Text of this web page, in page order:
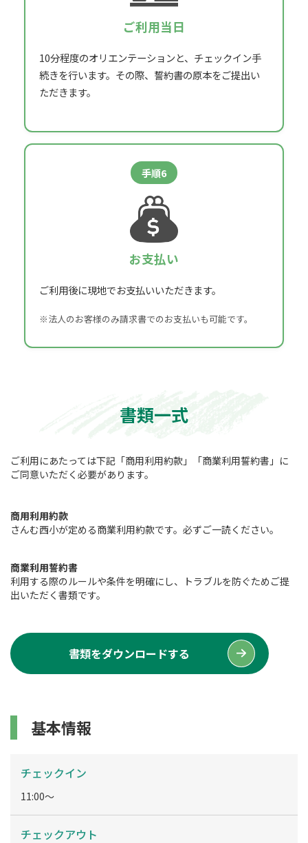
ご利用当日
10分程度のオリエンテーションと、 チェックイン手
続きを行います。 その際、誓約書の原本をご提出い
ただきます。
手順6
お支払い
ご利用後に現地でお支払いいただきます。
※法人のお客様のみ請求書でのお支払いも可能です。
書類一式
ご利用にあたっては下記「商用利用約款」「商業利用誓約書」に
ご同意いただく必要があります。
商用利用約款
さんむ西小が定める商業利用約款です。必ずご一読ください。
商業利用誓約書
利用する際のルールや条件を明確にし、トラブルを防ぐためご提
出いただく書類です。
書類をダウンロードする
基本情報
チェックイン
11:00～
チェックアウト